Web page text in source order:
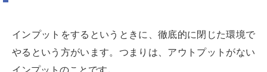
インプットをするというときに、徹底的に閉じた環境で
やるという方がいます。つまりは、アウトプットがない
インプットのことです。